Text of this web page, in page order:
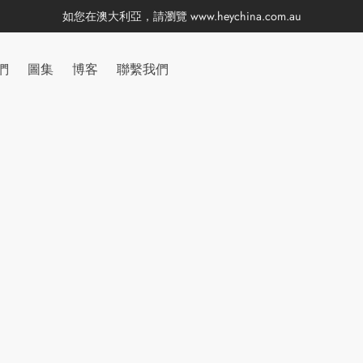
如您在澳大利亞，請瀏覽 www.heychina.com.au
圖集 博客 聯繫我們